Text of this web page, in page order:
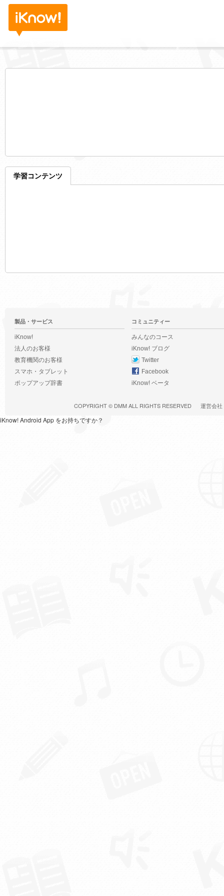
学習コンテンツ
製品・サービス
iKnow!
法人のお客様
教育機関のお客様
スマホ・タブレット
ポップアップ辞書
コミュニティー
みんなのコース
iKnow! ブログ
Twitter
Facebook
iKnow! ベータ
COPYRIGHT © DMMALL RIGHTS RESERVED 運営会社
iKnow! Android App をお持ちですか？